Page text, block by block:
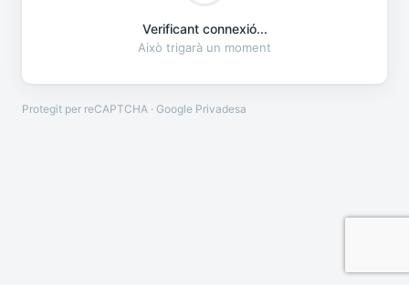
Verificant connexió...
Això trigarà un moment
Protegit per reCAPTCHA · Google Privadesa